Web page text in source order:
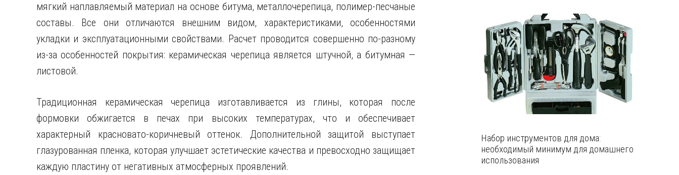
мягкий наплавляемый материал на основе битума, металлочерепица, полимер-песчаные
составы. Все они отличаются внешним видом, характеристиками, особенностями
укладки и эксплуатационными свойствами. Расчет проводится совершенно по-разному
из-за особенностей покрытия: керамическая черепица является штучной, а битумная —
листовой.
Традиционная керамическая черепица изготавливается из глины, которая после
формовки обжигается в печах при высоких температурах, что и обеспечивает
характерный красновато-коричневый оттенок. Дополнительной защитой выступает
глазурованная пленка, которая улучшает эстетические качества и превосходно защищает
каждую пластину от негативных атмосферных проявлений.
Набор инструментов для дома:
необходимый минимум для домашнего
использования